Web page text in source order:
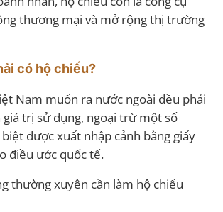
thương mại và mở rộng thị trường
có hộ chiếu?
Nam muốn ra nước ngoài đều phải
giá trị sử dụng, ngoại trừ một số
được xuất nhập cảnh bằng giấy
điều ước quốc tế.
thường xuyên cần làm hộ chiếu